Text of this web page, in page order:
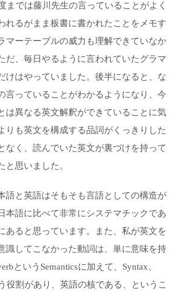
までは藤川先生の言っていることがよく
れるがまま板書に書かれたことをメモす
マーテーブルの威力も理解できていなか
だ、毎日やるように言われていたグラマ
けはやっていました。後半になると、な
言っていることがわかるようになり、今
は異なる英文解釈ができていることに気
りも英文を構成する品詞がくっきりした
なく、読んでいた英文が裏づけを持って
と思いました。
語と英語はそもそも言語としての構造が
本語に比べて非常にシステマチックであ
あると思っています。また、私が英文を
識してこなかった動詞は、単に意味を持
というSemanticsに加えて、Syntax、
役割があり、英語の核である、というこ